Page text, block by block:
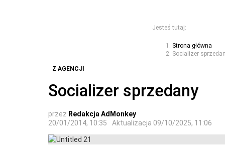
Jesteś tutaj:
Strona główna
Socializer
Z AGENCJI
Socializer sprzedany
przez Redakcja AdMonkey
20/01/2014, 10:35
Aktualizacja 09/10/2025, 11:06